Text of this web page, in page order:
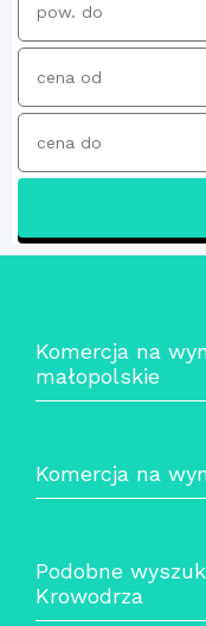
Komercja na
małopolskie
Komercja na
Podobne
Krowodrza